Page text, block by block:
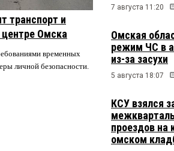
транспорт и
Омска
временных
личной безопасности.
7 августа 11:20
Омская
режим ЧС в
из-за засухи
5 августа 18:07
КСУ взялся
проездов на
омском